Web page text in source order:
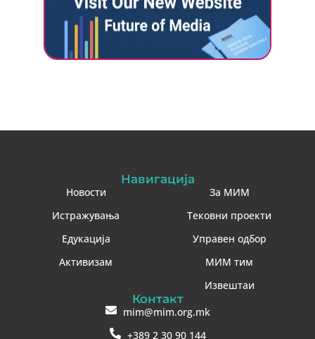
Навигација
Новости
Истражувања
Едукација
Активизам
За МИМ
Тековни проекти
Управен одбор
МИМ тим
Извештаи
Контакт
mim@mim.org.mk
+389 2 30 90 144